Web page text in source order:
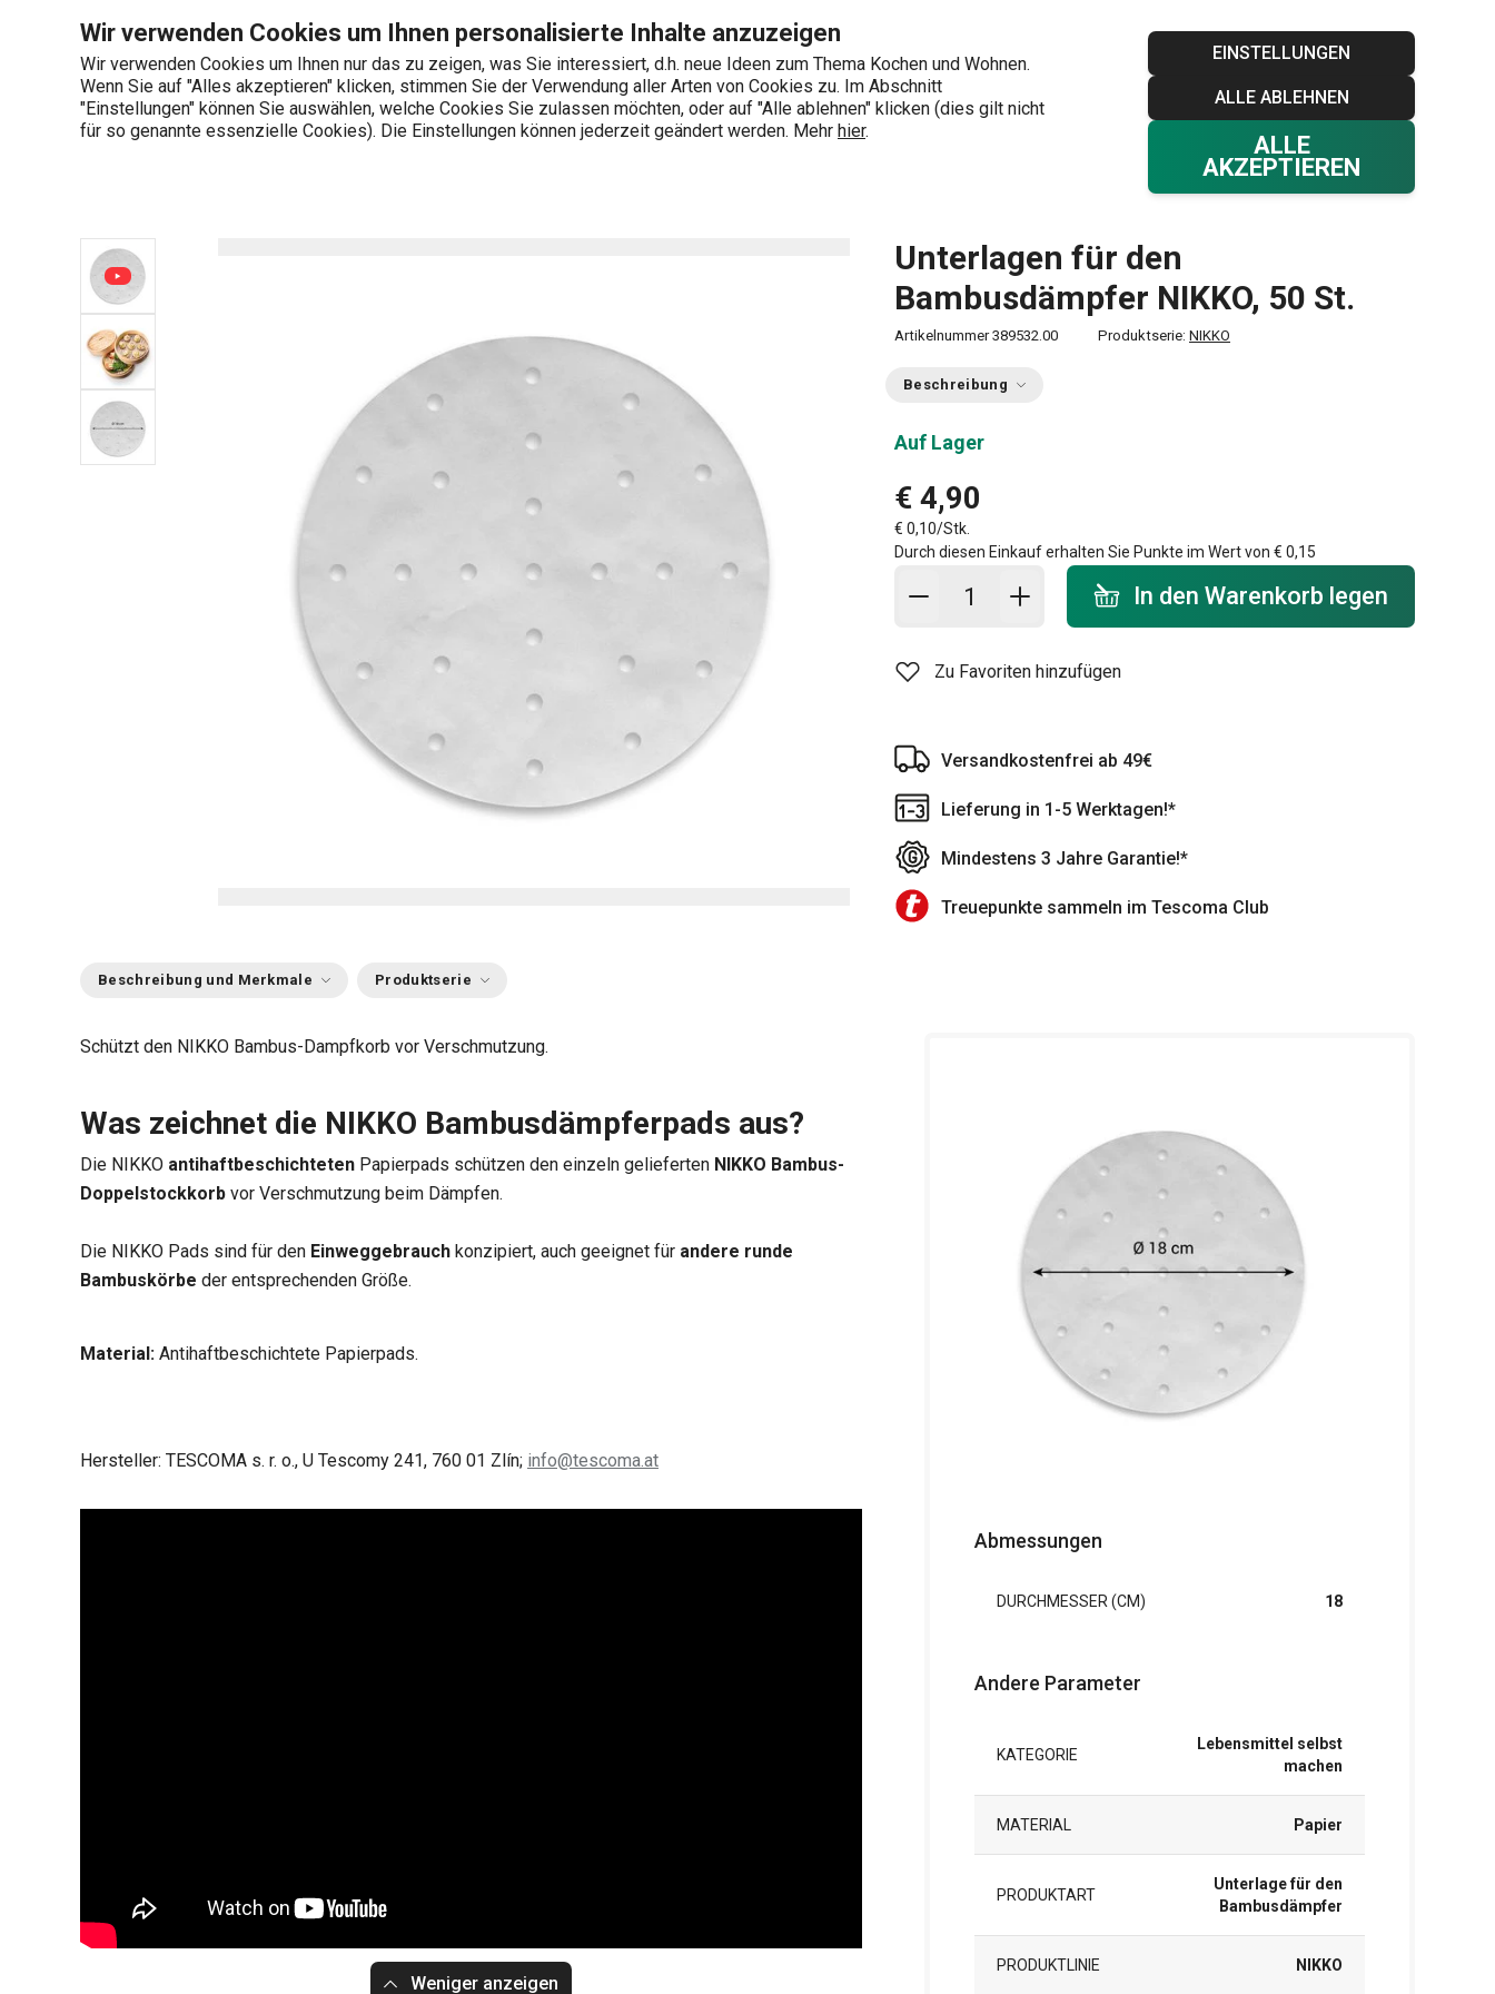
Wir verwenden Cookies um Ihnen personalisierte Inhalte anzuzeigen
Wir verwenden Cookies um Ihnen nur das zu zeigen, was Sie interessiert, d.h. neue Ideen zum Thema Kochen und Wohnen.
Wenn Sie auf "Alles akzeptieren" klicken, stimmen Sie der Verwendung aller Arten von Cookies zu. Im Abschnitt
"Einstellungen" können Sie auswählen, welche Cookies Sie zulassen möchten, oder auf "Alle ablehnen" klicken (dies gilt nicht
für so genannte essenzielle Cookies). Die Einstellungen können jederzeit geändert werden. Mehr hier.
EINSTELLUNGEN
ALLE ABLEHNEN
ALLE
AKZEPTIEREN
Zum Hauptinhalt springen
Zur Suche springen
Zur Navigation springen
Tescoma Club Garantie Kontakt
Produktkategorien +436 703 082 960
Mo-Fr 08:00-16:00
Wonach suchen Sie? Favoriten Einloggen
0 Ihr Warenkorb
€ 0,00
Unterlagen für den Bambusdämpfer NIKKO, 50 St.
Unterlagen für den
Bambusdämpfer NIKKO, 50 St.
Artikelnummer 389532.00 Produktserie: NIKKO
Beschreibung
Auf Lager
€ 4,90
€ 0,10/Stk.
Durch diesen Einkauf erhalten Sie Punkte im Wert von € 0,15
In den Warenkorb - Menge
In den Warenkorb legen
Zu Favoriten hinzufügen
Versandkostenfrei ab 49€
Lieferung in 1-5 Werktagen!*
Mindestens 3 Jahre Garantie!*
Treuepunkte sammeln im Tescoma Club
Beschreibung und Merkmale Produktserie
Schützt den NIKKO Bambus-Dampfkorb vor Verschmutzung.
Was zeichnet die NIKKO Bambusdämpferpads aus?
Die NIKKO antihaftbeschichteten Papierpads schützen den einzeln gelieferten NIKKO Bambus-
Doppelstockkorb vor Verschmutzung beim Dämpfen.
Die NIKKO Pads sind für den Einweggebrauch konzipiert, auch geeignet für andere runde
Bambuskörbe der entsprechenden Größe.
Material: Antihaftbeschichtete Papierpads.
Hersteller: TESCOMA s. r. o., U Tescomy 241, 760 01 Zlín; info@tescoma.at
Weniger anzeigen
Abmessungen
DURCHMESSER (CM) 18
Andere Parameter
KATEGORIE
Lebensmittel selbst
machen
MATERIAL Papier
PRODUKTART
Unterlage für den
Bambusdämpfer
PRODUKTLINIE NIKKO